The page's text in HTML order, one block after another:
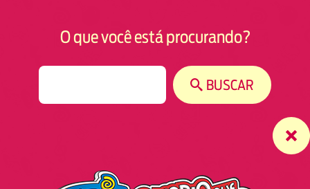
O que você está procurando?
BUSCAR